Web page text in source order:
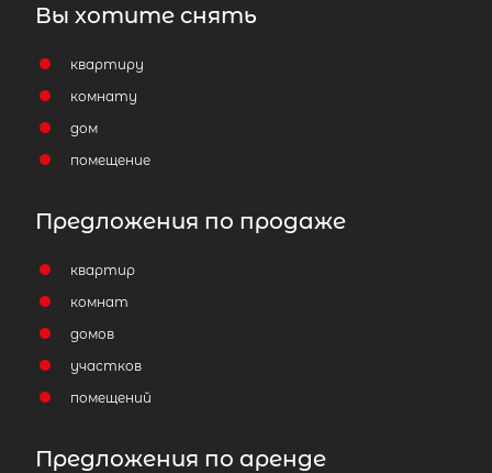
Вы хотите снять
квартиру
комнату
дом
помещение
Предложения по продаже
квартир
комнат
домов
участков
помещений
Предложения по аренде